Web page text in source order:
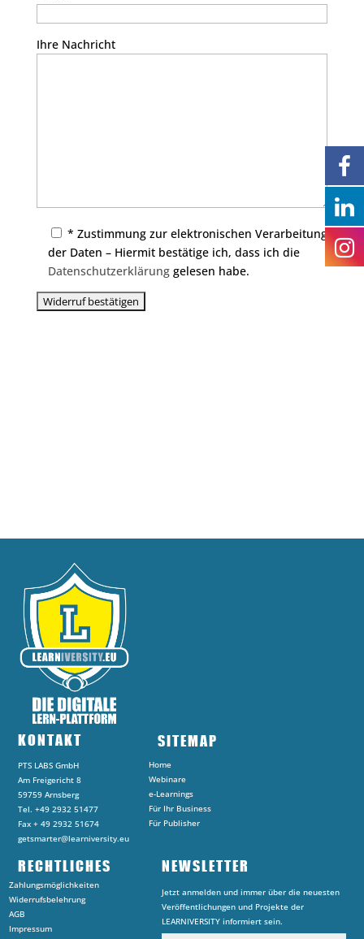
Ihre Nachricht
* Zustimmung zur elektronischen Verarbeitung
der Daten – Hiermit bestätige ich, dass ich die
Datenschutzerklärunggelesen habe.
KONTAKT
PTS LABS GmbH
Am Freigericht 8
59759 Arnsberg
Tel. +49 2932 51477
Fax + 49 2932 51674
getsmarter@learniversity.eu
SITEMAP
Home
Webinare
e-Learnings
Für Ihr Business
Für Publisher
RECHTLICHES
Zahlungsmöglichkeiten
Widerrufsbelehrung
AGB
Impressum
NEWSLETTER
Jetzt anmelden und immer über die neuesten
Veröffentlichungen und Projekte der
LEARNIVERSITY informiert sein.